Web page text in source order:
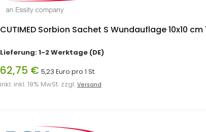
CUTIMED Sorbion Sachet S Wundauflage 10x10 cm
Lieferung: 1-2 Werktage (DE)
62,75 € 5,23 Euro pro 1 St.
inkl. inkl. 19% MwSt. zzgl. Versand